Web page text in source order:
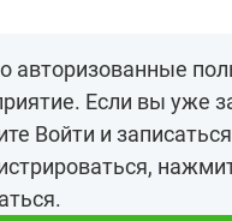
авторизованные
Если вы уже
Войти и